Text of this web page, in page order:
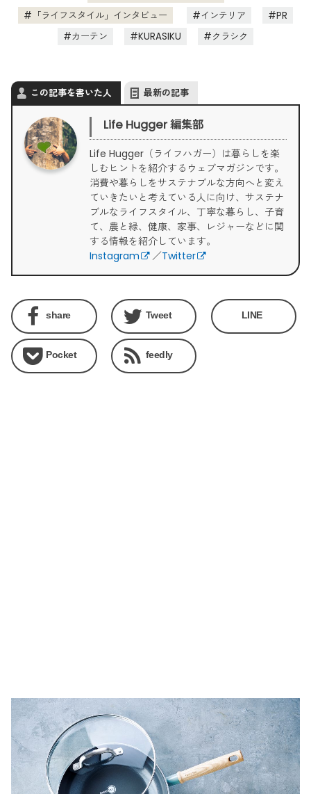
「ライフスタイル」インタビュー
インテリア
PR
カーテン
KURASIKU クラシク
この記事を書いた人 最新の記事
Life Hugger 編集部
Life Hugger（ライフハガー）は暮らしを楽
しむヒントを紹介するウェブマガジンです。
消費や暮らしをサステナブルな方向へと変え
ていきたいと考えている人に向け、サステナ
ブルなライフスタイル、丁寧な暮らし、子育
て、農と緑、健康、家事、レジャーなどに関
する情報を紹介しています。
Instagram
／Twitter
share Tweet LINE
Pocket feedly